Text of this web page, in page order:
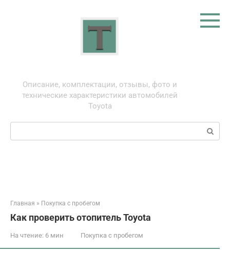
Описание, комплектации, отзывы, фото и
технические характеристики автомобилей
Toyota
Поиск:
Главная » Покупка с пробегом
Как проверить отопитель Toyota
На чтение: 6 мин Покупка с пробегом